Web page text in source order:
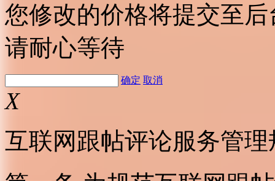
您修改的价格将提交至
请耐心等待
确定 取消
X
互联网跟帖评论服务管理